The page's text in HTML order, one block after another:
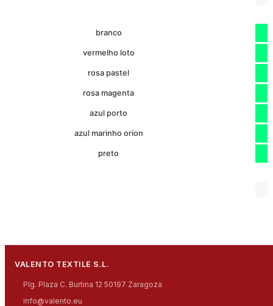
branco
vermelho loto
rosa pastel
rosa magenta
azul porto
azul marinho orion
preto
VALENTO TEXTILE S.L.
Plg. Plaza C. Burtina 12 50197 Zaragoza
info@valento.eu